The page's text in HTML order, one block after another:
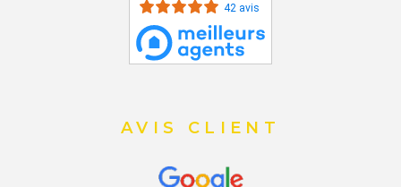
42 avis
AVIS CLIENT